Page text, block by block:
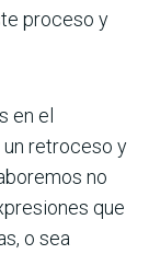
proceso y
en el
un retroceso y
no
que
o sea